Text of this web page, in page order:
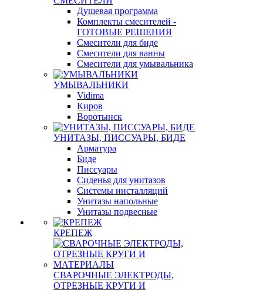
Душевая программа
Комплекты смесителей -
ГОТОВЫЕ РЕШЕНИЯ
Смесители для биде
Смесители для ванны
Смесители для умывальника
УМЫВАЛЬНИКИ
Vidima
Киров
Воротынск
УНИТАЗЫ, ПИССУАРЫ, БИДЕ
Арматура
Биде
Писсуары
Сиденья для унитазов
Системы инсталляций
Унитазы напольные
Унитазы подвесные
КРЕПЕЖ
СВАРОЧНЫЕ ЭЛЕКТРОДЫ,
ОТРЕЗНЫЕ КРУГИ И